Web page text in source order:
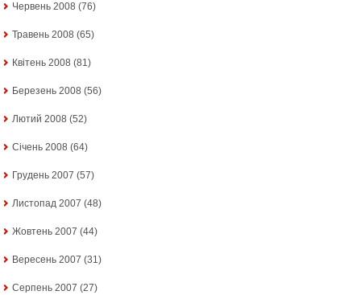
Червень 2008 (76)
Травень 2008 (65)
Квітень 2008 (81)
Березень 2008 (56)
Лютий 2008 (52)
Січень 2008 (64)
Грудень 2007 (57)
Листопад 2007 (48)
Жовтень 2007 (44)
Вересень 2007 (31)
Серпень 2007 (27)